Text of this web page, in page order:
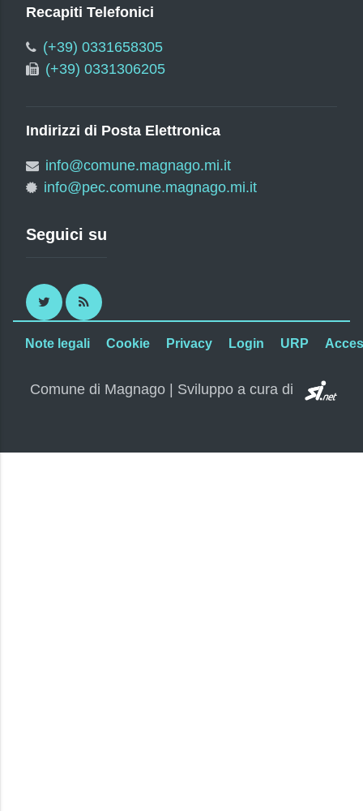
Recapiti Telefonici
(+39) 0331658305
(+39) 0331306205
Indirizzi di Posta Elettronica
info@comune.magnago.mi.it
info@pec.comune.magnago.mi.it
Seguici su
Twitter RSS
Note legali Cookie Privacy Login URP
Comune di Magnago | Sviluppo a cura di